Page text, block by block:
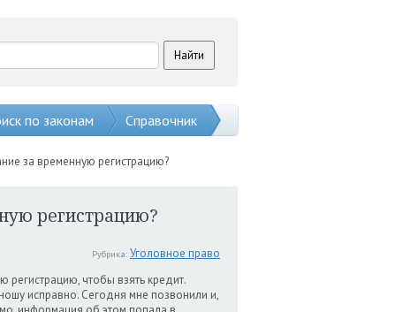
по законам Справочник
за временную регистрацию?
регистрацию?
Рубрика: Уголовное право
чтобы взять кредит.
исправно. Сегодня мне позвонили и,